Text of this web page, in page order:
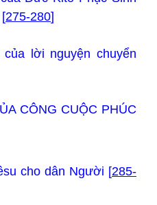
275-280]
lời nguyện chuyển
CÔNG CUỘC PHÚC
cho dân Người [285-